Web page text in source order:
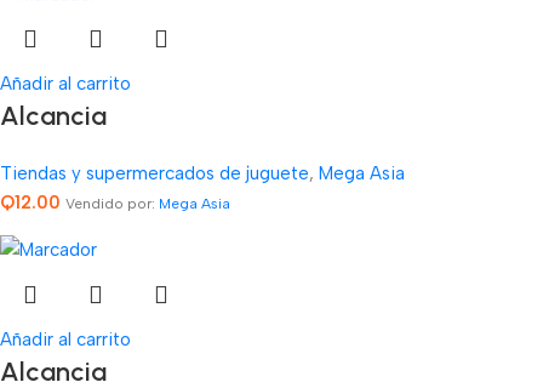
Añadir al carrito
Alcancia
Tiendas y supermercados de juguete, Mega Asia
Q12.00 Vendido por: Mega Asia
Añadir al carrito
Alcancia